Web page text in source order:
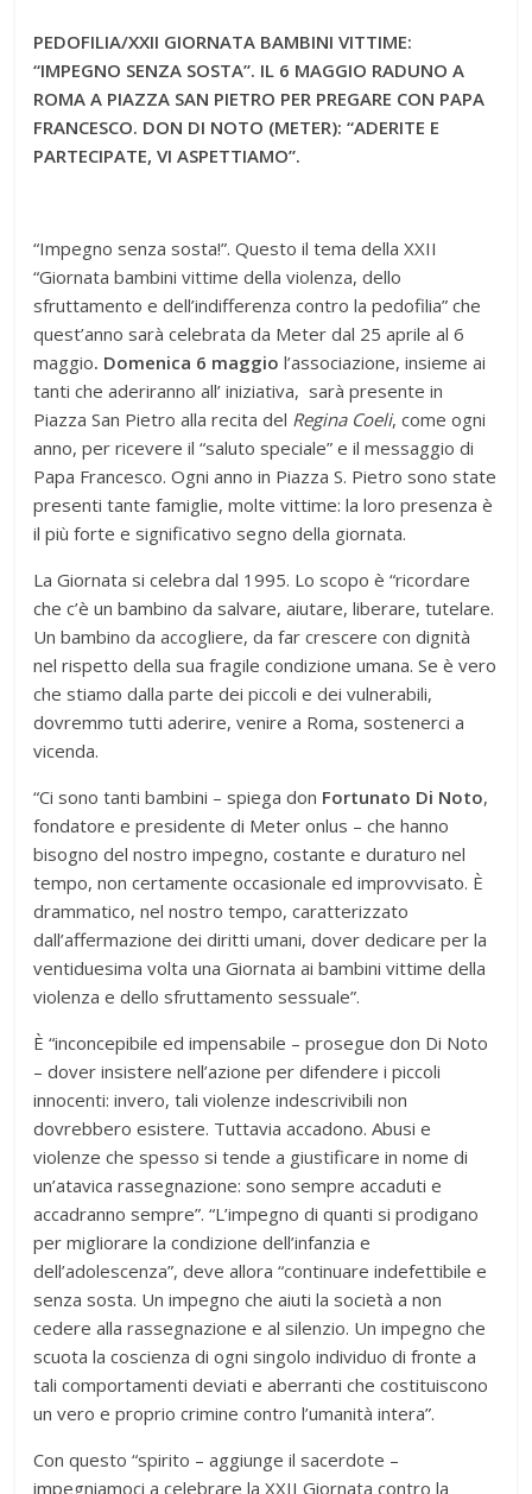
PEDOFILIA/XXII GIORNATA BAMBINI VITTIME:
“IMPEGNO SENZA SOSTA”. IL 6 MAGGIO RADUNO A
ROMA A PIAZZA SAN PIETRO PER PREGARE CON PAPA
FRANCESCO. DON DI NOTO (METER): “ADERITE E
PARTECIPATE, VI ASPETTIAMO”.
“Impegno senza sosta!”. Questo il tema della XXII
“Giornata bambini vittime della violenza, dello
sfruttamento e dell’indifferenza contro la pedofilia” che
quest’anno sarà celebrata da Meter dal 25 aprile al 6
maggio. Domenica 6 maggio l’associazione, insieme ai
tanti che aderiranno all’ iniziativa, sarà presente in
Piazza San Pietro alla recita del Regina Coeli, come ogni
anno, per ricevere il “saluto speciale” e il messaggio di
Papa Francesco. Ogni anno in Piazza S. Pietro sono state
presenti tante famiglie, molte vittime: la loro presenza è
il più forte e significativo segno della giornata.
La Giornata si celebra dal 1995. Lo scopo è “ri­cordare
che c’è un bambino da salvare, aiutare, liberare, tutelare.
Un bambino da accogliere, da far crescere con dignità
nel rispetto della sua fragile condizione umana. Se è vero
che stiamo dalla parte dei piccoli e dei vulnerabili,
dovremmo tutti aderire, venire a Roma, sostenerci a
vicenda.
“Ci sono tanti bambini – spiega don Fortunato Di Noto,
fondatore e presidente di Meter onlus – che hanno
bisogno del nostro impegno, costante e duraturo nel
tempo, non certamen­te occasionale ed improvvisato. È
drammatico, nel nostro tempo, caratterizzato
dall’affermazione dei diritti umani, dover dedicare per la
ventiduesima volta una Giornata ai bambini vittime della
violenza e dello sfrut­tamento sessuale”.
È “inconcepibile ed impensabile – prosegue don Di Noto
– dover insistere nell’azione per difendere i piccoli
innocenti: invero, tali violenze indescrivibili non
dovrebbero esistere. Tuttavia accadono. Abusi e
violenze che spesso si tende a giustificare in nome di
un’atavica rassegnazione: sono sempre accaduti e
accadranno sempre”. “L’impegno di quanti si prodigano
per migliorare la condizione dell’infanzia e
dell’adolescenza”, deve allora “continuare indefettibile e
senza sosta. Un impegno che aiuti la società a non
cedere alla rassegnazione e al silenzio. Un impegno che
scuota la co­scienza di ogni singolo individuo di fronte a
tali comportamenti deviati e aberranti che costituiscono
un vero e proprio crimine contro l’umanità intera”.
Con questo “spirito – aggiunge il sacerdote –
impegniamoci a celebrare la XXII Giornata contro la